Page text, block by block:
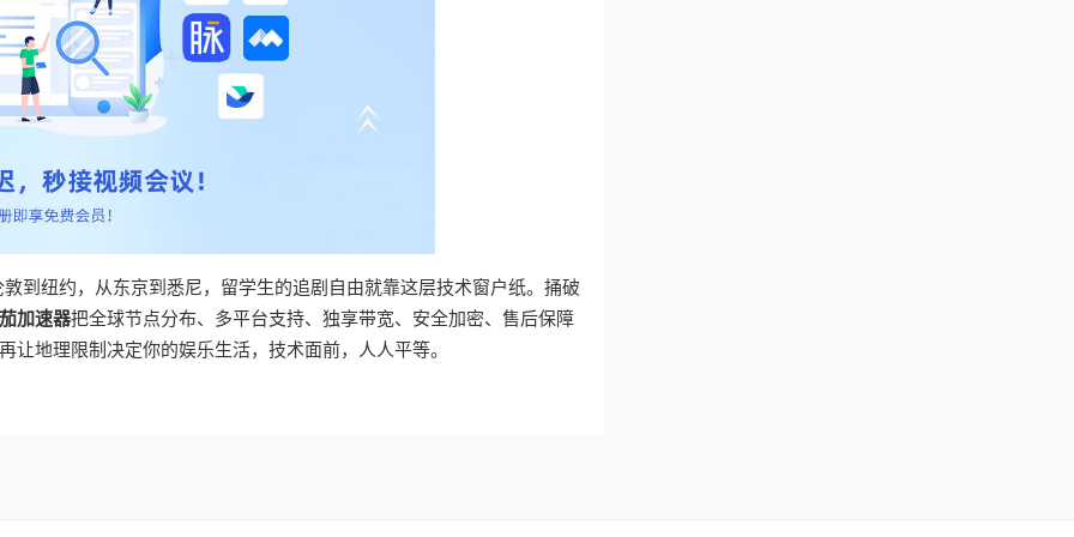
到纽约，从东京到悉尼，留学生的追剧自由就靠这层技术窗户纸。捅破
加速器把全球节点分布、多平台支持、独享带宽、安全加密、售后保障
地理限制决定你的娱乐生活，技术面前，人人平等。